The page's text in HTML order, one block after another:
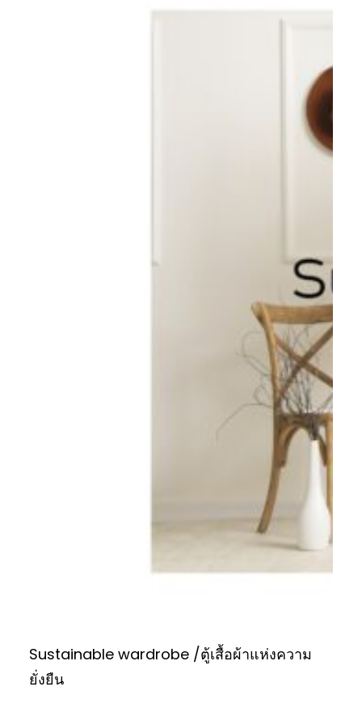
Sustainable wardrobe /ตู้เสื้อผ้าแห่งความ
ยั่งยืน